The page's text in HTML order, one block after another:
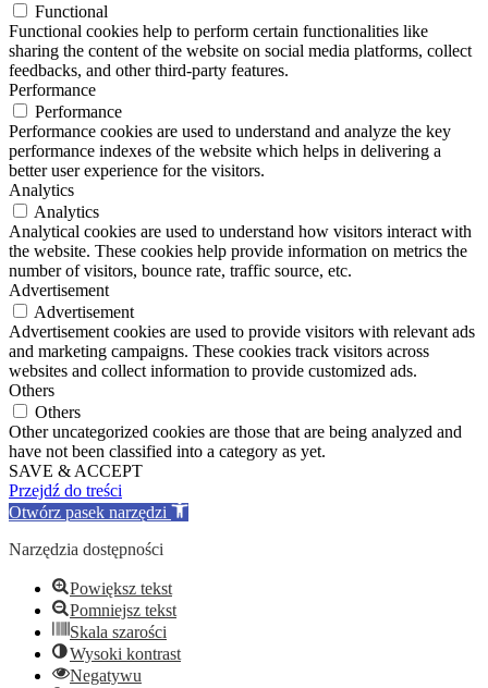
Functional
Functional cookies help to perform certain functionalities like
sharing the content of the website on social media platforms, collect
feedbacks, and other third-party features.
Performance
Performance
Performance cookies are used to understand and analyze the key
performance indexes of the website which helps in delivering a
better user experience for the visitors.
Analytics
Analytics
Analytical cookies are used to understand how visitors interact with
the website. These cookies help provide information on metrics the
number of visitors, bounce rate, traffic source, etc.
Advertisement
Advertisement
Advertisement cookies are used to provide visitors with relevant ads
and marketing campaigns. These cookies track visitors across
websites and collect information to provide customized ads.
Others
Others
Other uncategorized cookies are those that are being analyzed and
have not been classified into a category as yet.
SAVE & ACCEPT
Przejdź do treści
Otwórz pasek narzędzi
Narzędzia dostępności
Powiększ tekst
Pomniejsz tekst
Skala szarości
Wysoki kontrast
Negatywu